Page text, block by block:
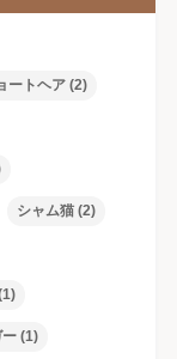
ートヘア(2)
シャム猫(2)
ー(1)